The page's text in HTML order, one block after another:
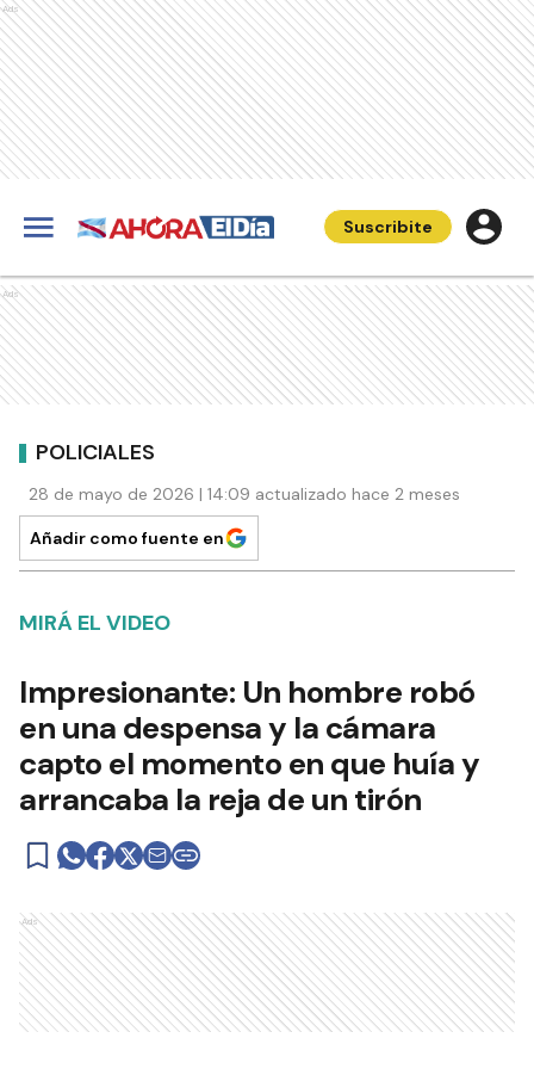
Ads
Suscribite
Ads
POLICIALES
28 de mayo de 2026 | 14:09 actualizado hace 2 meses
Añadir como fuente en
MIRÁ EL VIDEO
Impresionante: Un hombre robó
en una despensa y la cámara
capto el momento en que huía y
arrancaba la reja de un tirón
Ads